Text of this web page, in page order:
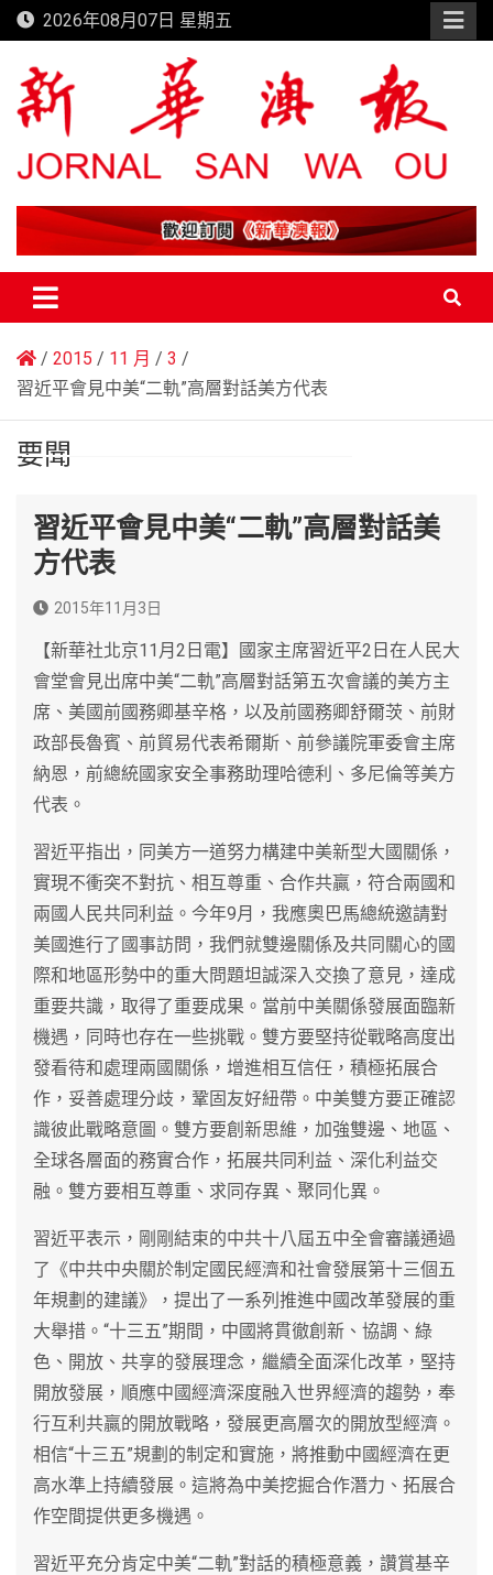
Skip
to
content
2026年08月07日 星期五
新華澳報
2015 11 月
3
習近平會見中美“二軌”高層對話美方代表
要聞
習近平會見中美“二軌”高層對話美
方代表
2015年11月3日
【新華社北京11月2日電】國家主席習近平2日在人民大
會堂會見出席中美“二軌”高層對話第五次會議的美方主
席、美國前國務卿基辛格，以及前國務卿舒爾茨、前財
政部長魯賓、前貿易代表希爾斯、前參議院軍委會主席
納恩，前總統國家安全事務助理哈德利、多尼倫等美方
代表。
習近平指出，同美方一道努力構建中美新型大國關係，
實現不衝突不對抗、相互尊重、合作共贏，符合兩國和
兩國人民共同利益。今年9月，我應奧巴馬總統邀請對
美國進行了國事訪問，我們就雙邊關係及共同關心的國
際和地區形勢中的重大問題坦誠深入交換了意見，達成
重要共識，取得了重要成果。當前中美關係發展面臨新
機遇，同時也存在一些挑戰。雙方要堅持從戰略高度出
發看待和處理兩國關係，增進相互信任，積極拓展合
作，妥善處理分歧，鞏固友好紐帶。中美雙方要正確認
識彼此戰略意圖。雙方要創新思維，加強雙邊、地區、
全球各層面的務實合作，拓展共同利益、深化利益交
融。雙方要相互尊重、求同存異、聚同化異。
習近平表示，剛剛結束的中共十八屆五中全會審議通過
了《中共中央關於制定國民經濟和社會發展第十三個五
年規劃的建議》，提出了一系列推進中國改革發展的重
大舉措。“十三五”期間，中國將貫徹創新、協調、綠
色、開放、共享的發展理念，繼續全面深化改革，堅持
開放發展，順應中國經濟深度融入世界經濟的趨勢，奉
行互利共贏的開放戰略，發展更高層次的開放型經濟。
相信“十三五”規劃的制定和實施，將推動中國經濟在更
高水準上持續發展。這將為中美挖掘合作潛力、拓展合
作空間提供更多機遇。
習近平充分肯定中美“二軌”對話的積極意義，讚賞基辛